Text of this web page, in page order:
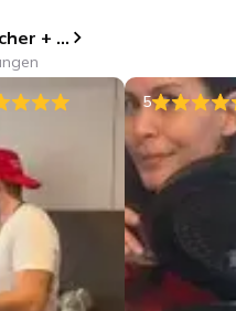
Cookeo Touch Multikocher + Crisp Aufsatz (Zubehör) Extra Crisp /
5